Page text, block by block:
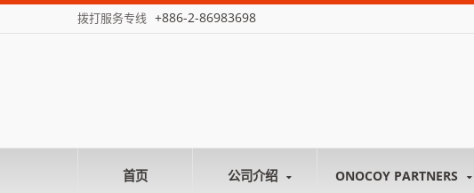
拨打服务专线 +886-2-86983698
首页 公司介绍 ONOCOY PARTNERS